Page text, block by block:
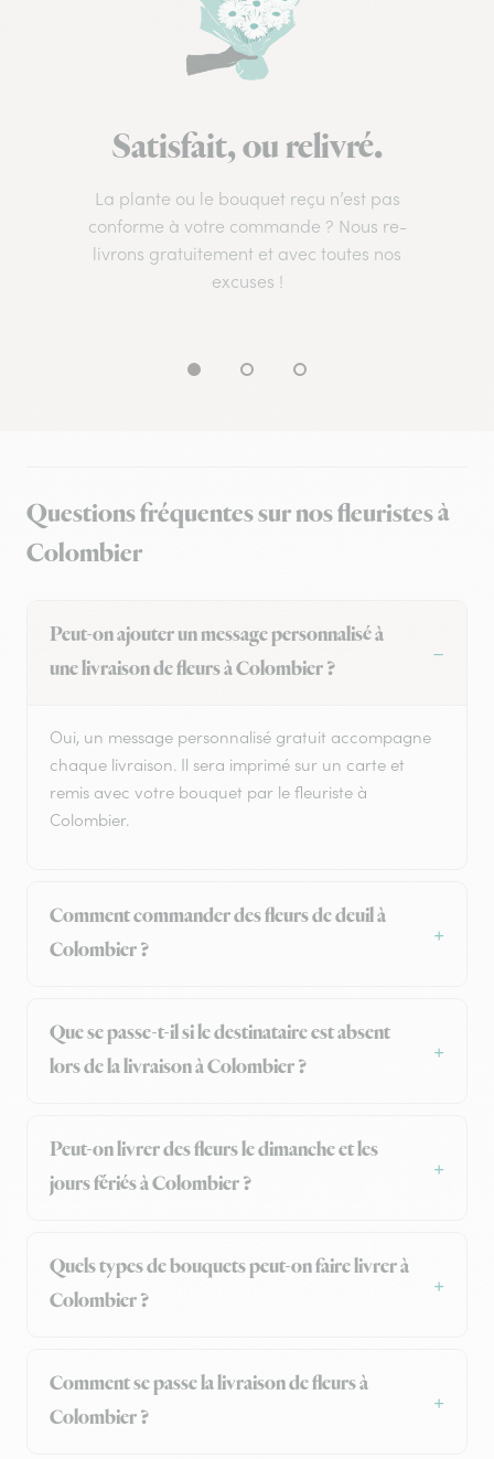
Satisfait, ou relivré.
La plante ou le bouquet reçu n’est pas
conforme à votre commande ? Nous re-
livrons gratuitement et avec toutes nos
excuses !
Questions fréquentes sur nos fleuristes à
Colombier
Peut-on ajouter un message personnalisé à
une livraison de fleurs à Colombier ?
Oui, un message personnalisé gratuit accompagne
chaque livraison. Il sera imprimé sur un carte et
remis avec votre bouquet par le fleuriste à
Colombier.
Comment commander des fleurs de deuil à
Colombier ?
Que se passe-t-il si le destinataire est absent
lors de la livraison à Colombier ?
Peut-on livrer des fleurs le dimanche et les
jours fériés à Colombier ?
Quels types de bouquets peut-on faire livrer à
Colombier ?
Comment se passe la livraison de fleurs à
Colombier ?